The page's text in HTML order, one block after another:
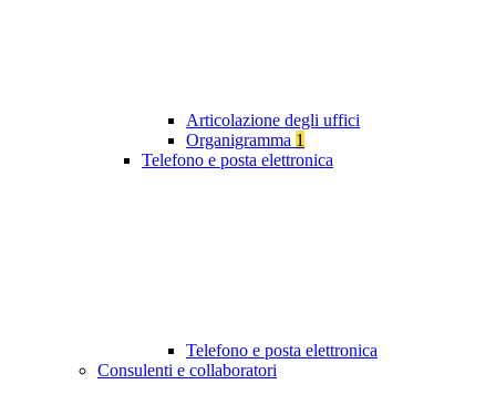
Articolazione degli uffici
Organigramma 1
Telefono e posta elettronica
Telefono e posta elettronica
Consulenti e collaboratori